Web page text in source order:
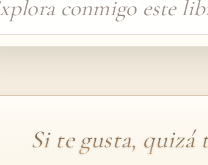
Si te gusta, quizá